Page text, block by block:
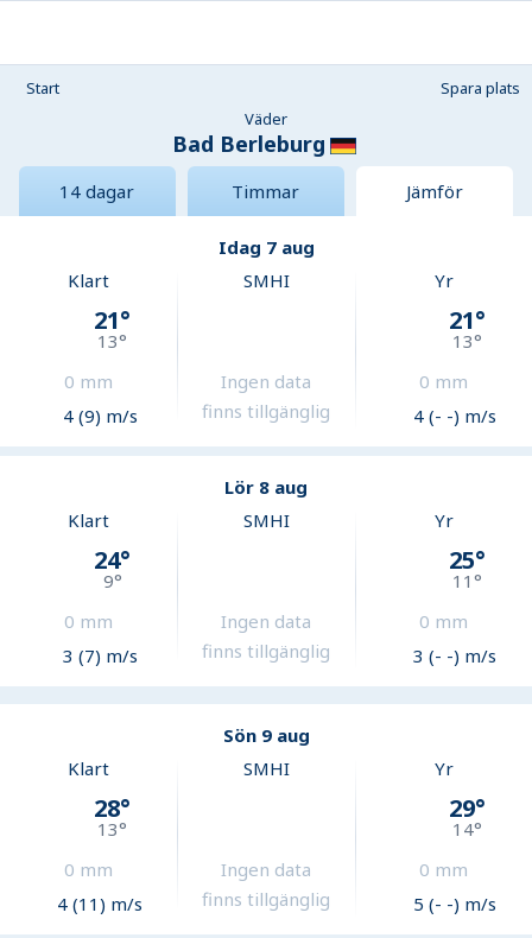
Start
Spara plats
Väder
Bad Berleburg
14 dagar Timmar Jämför
Idag 7 aug
Klart
21°
13°
0 mm
4 (9) m/s
SMHI
Ingen data
finns tillgänglig
Yr
21°
13°
0 mm
4 (- -) m/s
Lör 8 aug
Klart
24°
9°
0 mm
3 (7) m/s
SMHI
Ingen data
finns tillgänglig
Yr
25°
11°
0 mm
3 (- -) m/s
Sön 9 aug
Klart
28°
13°
0 mm
4 (11) m/s
SMHI
Ingen data
finns tillgänglig
Yr
29°
14°
0 mm
5 (- -) m/s